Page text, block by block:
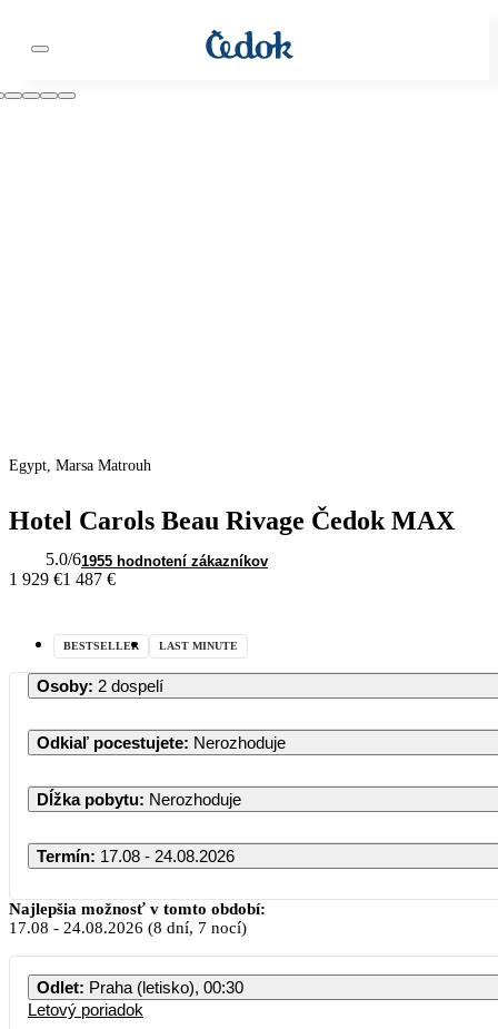
Egypt, Marsa Matrouh
Hotel Carols Beau Rivage Čedok MAX
5.0/61955 hodnotení zákazníkov
1 929 €1 487 €
BESTSELLER LAST MINUTE
Osoby: 2 dospelí
Odkiaľ pocestujete: Nerozhoduje
Dĺžka pobytu: Nerozhoduje
Termín: 17.08 - 24.08.2026
August 2026
PO UT ST ŠT PI SO
Najlepšia možnosť v tomto období:
17.08 - 24.08.2026 (8 dní, 7 nocí)
Odlet: Praha (letisko), 00:30
Letový poriadok